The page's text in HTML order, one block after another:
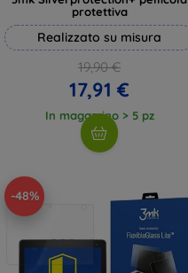
protettiva
Realizzato su misura
19,90 €
17,91 €
In magazzino > 5 pz
-48%